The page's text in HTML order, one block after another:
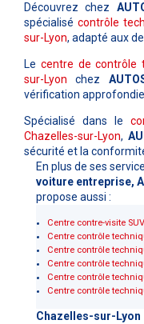
Découvrez chez
spécialisé contrôle
sur-Lyon, adapté aux
Le centre de contrôle
sur-Lyon chez
vérification
Spécialisé dans le
Chazelles-sur-Lyon,
sécurité et la
En plus de ses
voiture entreprise,
propose aussi :
Centre contre-visite SUV
Centre contrôle
Centre contrôle
Centre contrôle
Centre contrôle
Centre contrôle
Chazelles-sur-Lyon